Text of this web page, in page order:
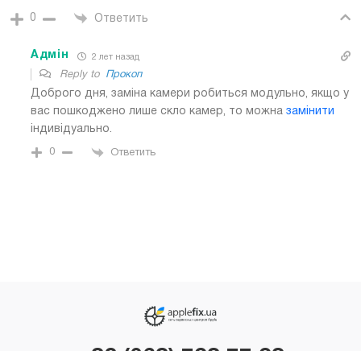
0 Ответить
Адмін 2 лет назад
Reply to Прокоп
Доброго дня, заміна камери робиться модульно, якщо у
вас пошкоджено лише скло камер, то можна замінити
індивідуально.
0 Ответить